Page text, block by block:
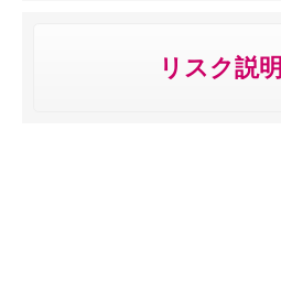
リスク説明